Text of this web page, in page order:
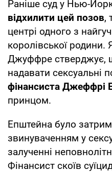
Раніше суд у Нью-
відхилити цей позов,
центрі одного з
королівської родини.
Джуффре стверджує,
надавати сексуальні
фінансиста Джеффрі
принцом.
Епштейна було
звинуваченням у
залученні
Фінансист скоїв